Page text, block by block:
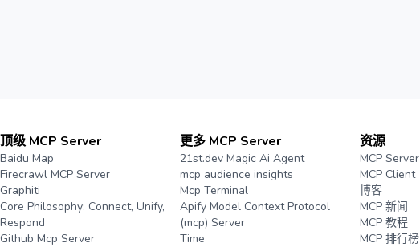
顶级 MCP Server
Baidu Map
Firecrawl MCP Server
Graphiti
Core Philosophy: Connect, Unify,
Respond
Github Mcp Server
更多 MCP Server
21st.dev Magic Ai Agent
mcp audience insights
Mcp Terminal
Apify Model Context Protocol
(mcp) Server
Time
资源
MCP Server
MCP Client
博客
MCP 新闻
MCP 教程
MCP 排行榜